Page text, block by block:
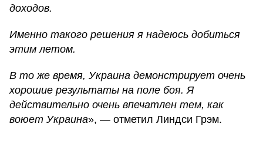
доходов.
Именно такого решения я надеюсь добиться
этим летом.
В то же время, Украина демонстрирует очень
хорошие результаты на поле боя. Я
действительно очень впечатлен тем, как
воюет Украина», — отметил Линдси Грэм.